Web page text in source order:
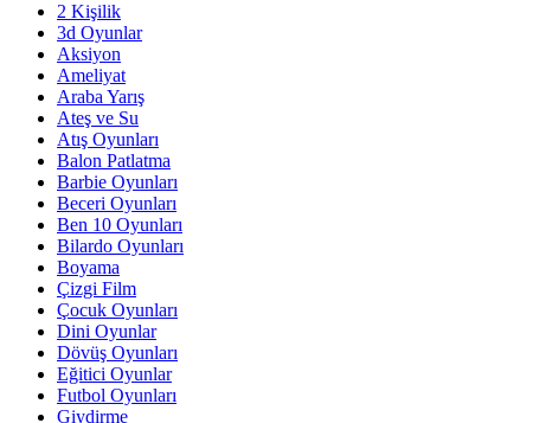
2 Kişilik
3d Oyunlar
Aksiyon
Ameliyat
Araba Yarış
Ateş ve Su
Atış Oyunları
Balon Patlatma
Barbie Oyunları
Beceri Oyunları
Ben 10 Oyunları
Bilardo Oyunları
Boyama
Çizgi Film
Çocuk Oyunları
Dini Oyunlar
Dövüş Oyunları
Eğitici Oyunlar
Futbol Oyunları
Giydirme